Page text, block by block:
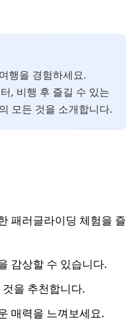
행을 경험하세요.
, 비행 후 즐길 수 있는
모든 것을 소개합니다.
패러글라이딩 체험을 즐
감상할 수 있습니다.
을 추천합니다.
매력을 느껴보세요.